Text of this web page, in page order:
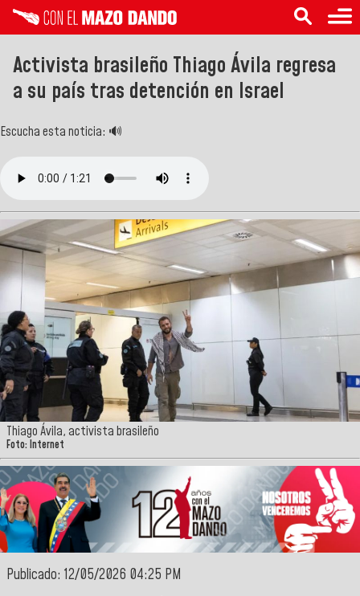
Activista brasileño Thiago Ávila regresa
a su país tras detención en Israel
Escucha esta noticia: 🔊
Thiago Ávila, activista brasileño
Foto: Internet
Publicado: 12/05/2026 04:25 PM